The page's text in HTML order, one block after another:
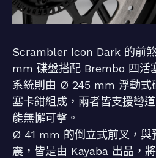
Scrambler Icon Dark 的前
mm 碟盤搭配 Brembo 四活
系統則由 Ø 245 mm 浮動式
塞卡鉗組成，兩者皆支援彎
能無懈可擊。
Ø 41 mm 的倒立式前叉，與
震，皆是由 Kayaba 出品，